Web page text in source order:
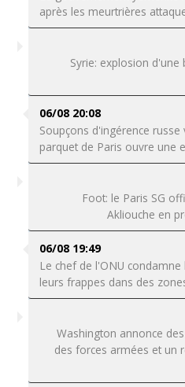
après les meurtrières
Syrie: explosion
06/08 20:08
Soupçons d'ingérence russe
parquet de Paris ouvre une
Foot: le Paris SG
Akliouche en
06/08 19:49
Le chef de l'ONU
leurs frappes dans des
Washington annonce
des forces armées et un